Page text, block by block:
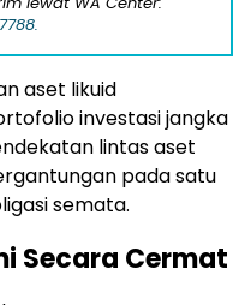
aset likuid
investasi jangka
lintas aset
pada satu
semata.
Secara Cermat